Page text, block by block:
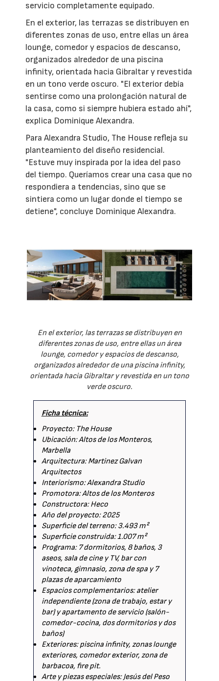
servicio completamente equipado.
En el exterior, las terrazas se distribuyen en
diferentes zonas de uso, entre ellas un área
lounge, comedor y espacios de descanso,
organizados alrededor de una piscina
infinity, orientada hacia Gibraltar y revestida
en un tono verde oscuro. "El exterior debía
sentirse como una prolongación natural de
la casa, como si siempre hubiera estado ahí",
explica Dominique Alexandra.
Para Alexandra Studio, The House refleja su
planteamiento del diseño residencial.
"Estuve muy inspirada por la idea del paso
del tiempo. Queríamos crear una casa que no
respondiera a tendencias, sino que se
sintiera como un lugar donde el tiempo se
detiene", concluye Dominique Alexandra.
En el exterior, las terrazas se distribuyen en
diferentes zonas de uso, entre ellas un área
lounge, comedor y espacios de descanso,
organizados alrededor de una piscina infinity,
orientada hacia Gibraltar y revestida en un tono
verde oscuro.
Ficha técnica:
Proyecto: The House
Ubicación: Altos de los Monteros,
Marbella
Arquitectura: Martinez Galvan
Arquitectos
Interiorismo: Alexandra Studio
Promotora: Altos de los Monteros
Constructora: Heco
Año del proyecto: 2025
Superficie del terreno: 3.493 m²
Superficie construida: 1.007 m²
Programa: 7 dormitorios, 8 baños, 3
aseos, sala de cine y TV, bar con
vinoteca, gimnasio, zona de spa y 7
plazas de aparcamiento
Espacios complementarios: atelier
independiente (zona de trabajo, estar y
bar) y apartamento de servicio (salón-
comedor-cocina, dos dormitorios y dos
baños)
Exteriores: piscina infinity, zonas lounge
exteriores, comedor exterior, zona de
barbacoa, fire pit.
Arte y piezas especiales: Jesús del Peso